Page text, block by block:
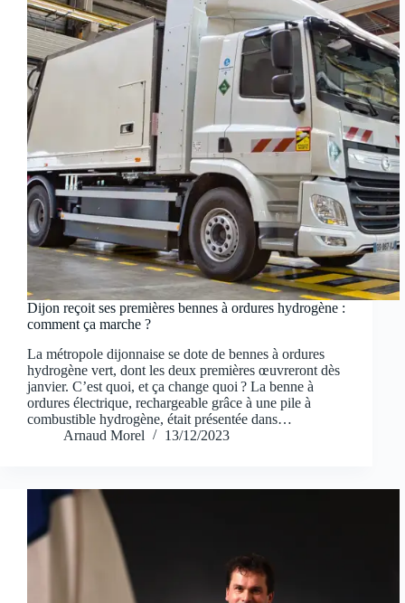
Dijon reçoit ses premières bennes à ordures hydrogène :
comment ça marche ?
La métropole dijonnaise se dote de bennes à ordures
hydrogène vert, dont les deux premières œuvreront dès
janvier. C’est quoi, et ça change quoi ? La benne à
ordures électrique, rechargeable grâce à une pile à
combustible hydrogène, était présentée dans…
Arnaud Morel
13/12/2023